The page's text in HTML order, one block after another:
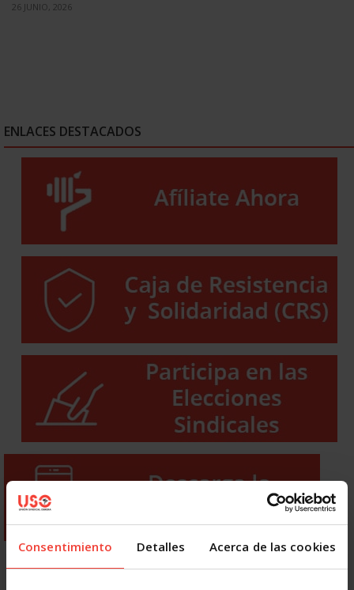
Consentimiento Detalles Acerca de las cookies
26 JUNIO, 2026
ENLACES DESTACADOS